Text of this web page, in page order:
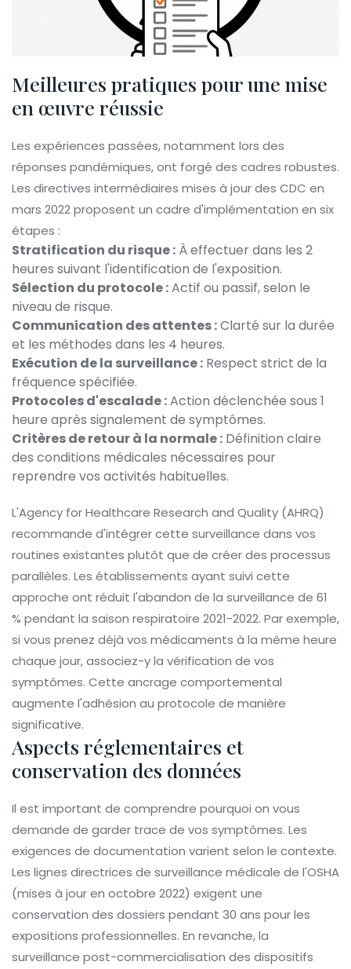
Meilleures pratiques pour une mise
en œuvre réussie
Les expériences passées, notamment lors des
réponses pandémiques, ont forgé des cadres robustes.
Les directives intermédiaires mises à jour des CDC en
mars 2022 proposent un cadre d'implémentation en six
étapes :
Stratification du risque : À effectuer dans les 2
heures suivant l'identification de l'exposition.
Sélection du protocole :Actif ou passif, selon le
niveau de risque.
Communication des attentes :Clarté sur la durée
et les méthodes dans les 4 heures.
Exécution de la surveillance : Respect strict de la
fréquence spécifiée.
Protocoles d'escalade :Action déclenchée sous 1
heure après signalement de symptômes.
Critères de retour à la normale : Définition claire
des conditions médicales nécessaires pour
reprendre vos activités habituelles.
L'Agency for Healthcare Research and Quality (AHRQ)
recommande d'intégrer cette surveillance dans vos
routines existantes plutôt que de créer des processus
parallèles. Les établissements ayant suivi cette
approche ont réduit l'abandon de la surveillance de 61
% pendant la saison respiratoire 2021-2022. Par exemple,
si vous prenez déjà vos médicaments à la même heure
chaque jour, associez-y la vérification de vos
symptômes. Cette ancrage comportemental
augmente l'adhésion au protocole de manière
significative.
Aspects réglementaires et
conservation des données
Il est important de comprendre pourquoi on vous
demande de garder trace de vos symptômes. Les
exigences de documentation varient selon le contexte.
Les lignes directrices de surveillance médicale de l'OSHA
(mises à jour en octobre 2022) exigent une
conservation des dossiers pendant 30 ans pour les
expositions professionnelles. En revanche, la
surveillance post-commercialisation des dispositifs